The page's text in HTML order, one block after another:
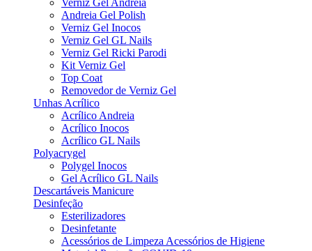
Verniz Gel Andreia
Andreia Gel Polish
Verniz Gel Inocos
Verniz Gel GL Nails
Verniz Gel Ricki Parodi
Kit Verniz Gel
Top Coat
Removedor de Verniz Gel
Unhas Acrílico
Acrílico Andreia
Acrílico Inocos
Acrílico GL Nails
Polyacrygel
Polygel Inocos
Gel Acrílico GL Nails
Descartáveis Manicure
Desinfeção
Esterilizadores
Desinfetante
Acessórios de Limpeza Acessórios de Higiene